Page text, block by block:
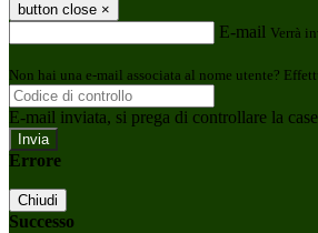
button close ×
E-mail Verrà
Non hai una e-mail associata al nome utente?
E-mail inviata, si prega di controllare la
Errore
Chiudi
Successo